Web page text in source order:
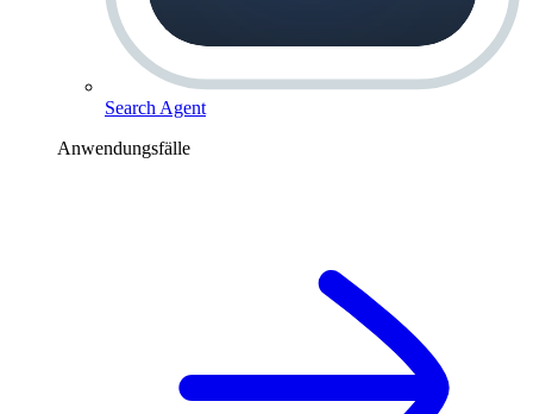
Search Agent
Anwendungsfälle